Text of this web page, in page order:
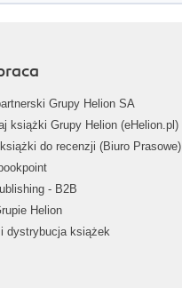
Grupy Helion SA
książki Grupy Helion (eHelion.pl)
do recenzji (Biuro Prasowe)
- B2B
Helion
dystrybucja książek